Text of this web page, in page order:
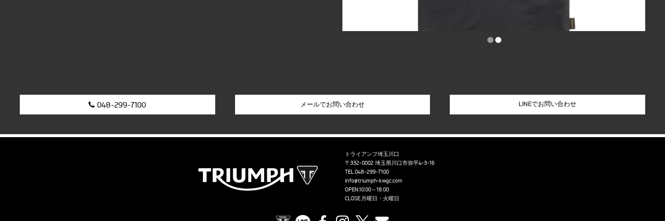
••
048-299-7100 LINEでお問い合わせ
トライアンフ埼玉川口
〒332-0002 埼玉県川口市弥平4-3-16
TEL.048-299-7100
info@triumph-kwgc.com
OPEN.10:00～18:00
CLOSE.月曜日・火曜日
TRIUMPH OFFICIAL SITE
LINE FacebookInstagram